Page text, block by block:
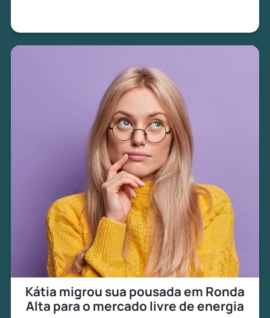
Kátia migrou sua pousada em Ronda
Alta para o mercado livre de energia